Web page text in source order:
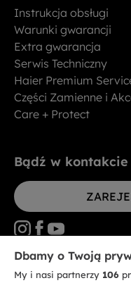
Instrukcja obsługi
Warunki gwarancji
Extra gwarancja
Serwis Techniczny
Haier Premium
Części Zamienne i
Care + Protect
Bądź w kontakcie
CANDY HOOVER GROUP
Dbamy o Twoją
My i nasi partnerzy 106